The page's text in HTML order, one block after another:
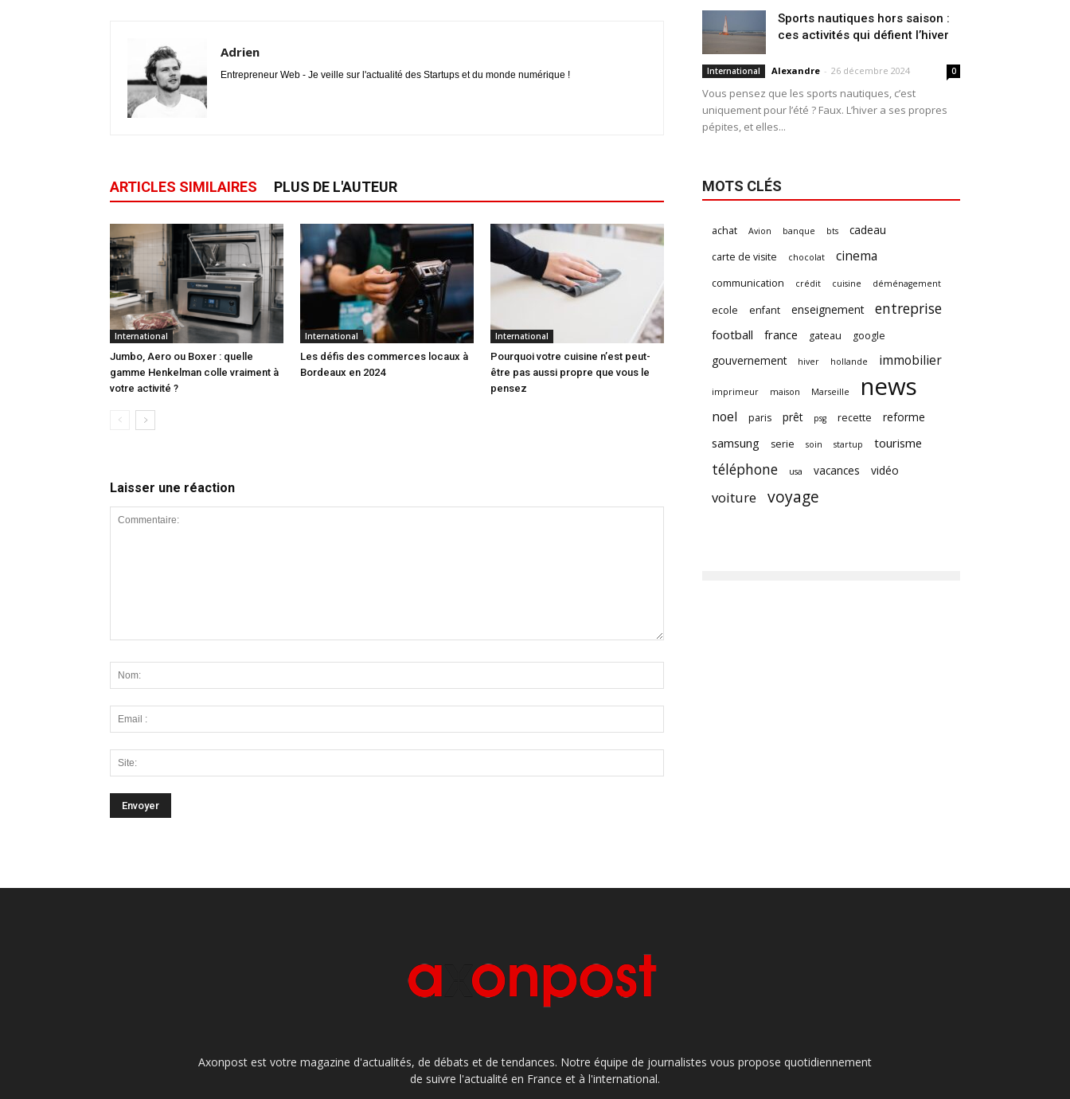
Adrien
Entrepreneur Web - Je veille sur l'actualité des Startups et du monde numérique !
ARTICLES SIMILAIRES PLUS DE L'AUTEUR
International
Jumbo, Aero ou Boxer : quelle
gamme Henkelman colle vraiment à
votre activité ?
International
Les défis des commerces locaux à
Bordeaux en 2024
International
Pourquoi votre cuisine n’est peut-
être pas aussi propre que vous le
pensez
Laisser une réaction
Sports nautiques hors saison :
ces activités qui défient l’hiver
International Alexandre - 26 décembre 2024 0
Vous pensez que les sports nautiques, c’est
uniquement pour l’été ? Faux. L’hiver a ses propres
pépites, et elles...
MOTS CLÉS
achat Avion banque bts cadeau
carte de visite chocolat cinema
communication crédit cuisine déménagement
ecole enfant enseignement entreprise
football france gateau google
gouvernement hiver hollande immobilier
imprimeur maison Marseille news
noel paris prêt psg recette reforme
samsung serie soin startup tourisme
téléphone usa vacances vidéo
voiture voyage
Axonpost est votre magazine d'actualités, de débats et de tendances. Notre équipe de journalistes vous propose quotidiennement
de suivre l'actualité en France et à l'international.